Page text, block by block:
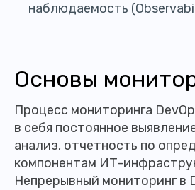
наблюдаемость
Основы
Процесс мониторинга
в себя постоянное
анализ, отчетность по
компонентам ИТ-
Непрерывный мониторинг в